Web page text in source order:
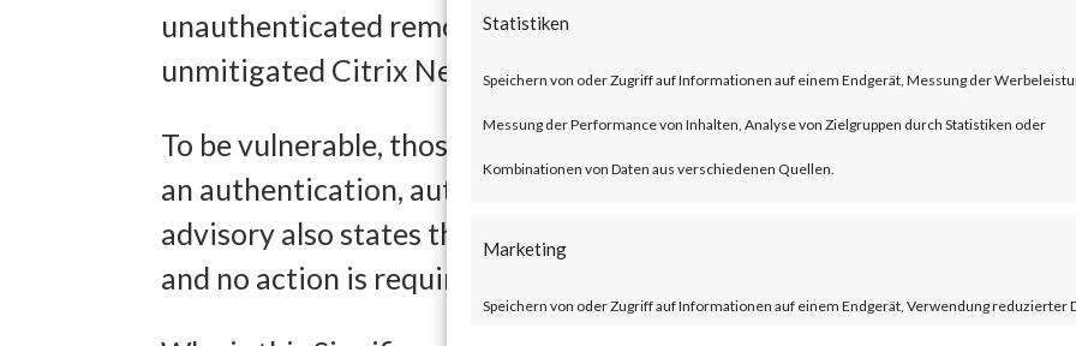
Statistiken
Speichern von oder Zugriff auf Informationen auf einem Endgerät, Messung der
Messung der Performance von Inhalten, Analyse von Zielgruppen durch Statistiken oder
Kombinationen von Daten aus verschiedenen Quellen.
Marketing
Speichern von oder Zugriff auf Informationen auf einem Endgerät, Verwendung reduzierter
unauthenticated remote code execution vulnerability that affects the
unmitigated Citrix NetScaler ADC and NetScaler Gateway products.
To be vulnerable, those products must be configured as a gateway or
an authentication, authorization and auditing (AAA) virtual server.
advisory also states that Citrix managed servers are already mitigated
and no action is required.